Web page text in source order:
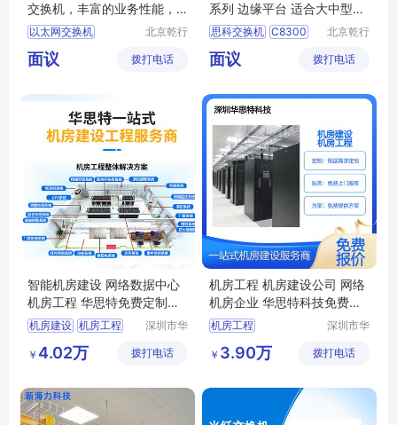
交换机，丰富的业务性能，
安全控制策略
以太网交换机
小贝优选
丰富的业务性能
北京乾行
有限公司
面议 拨打电话
系列 边缘平台 适合大中型企
业分支机构
思科交换机 C8300
1N1S
C8300系列
北京乾行
有限公司
面议 拨打电话
智能机房建设 网络数据中心
机房工程 华思特免费定制方
案
机房建设 机房工程
智能机房 华思特科技
深圳市华
有限公司
￥ 4.02万 拨打电话
机房工程 机房建设公司 网络
机房企业 华思特科技免费提
供搭建方案
机房工程
网络机房建设
华思特科技
深圳市华
有限公司
￥ 3.90万 拨打电话